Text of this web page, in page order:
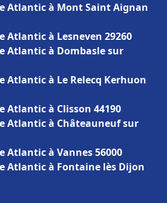
Atlantic à Mont Saint Aignan
Atlantic à Lesneven 29260
Atlantic à Dombasle sur
Atlantic à Le Relecq Kerhuon
Atlantic à Clisson 44190
Atlantic à Châteauneuf sur
Atlantic à Vannes 56000
Atlantic à Fontaine lès Dijon